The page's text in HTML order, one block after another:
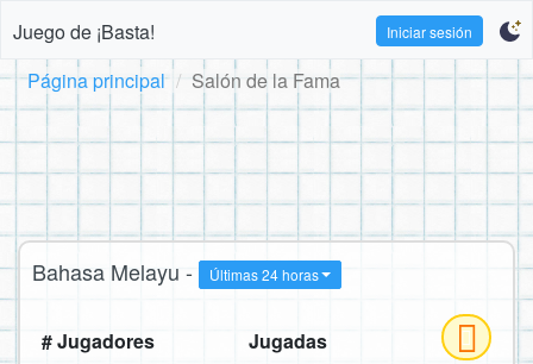
Juego de ¡Basta! Iniciar sesión
Página principal Salón de la Fama
Bahasa Melayu - Últimas 24 horas
# Jugadores Jugadas